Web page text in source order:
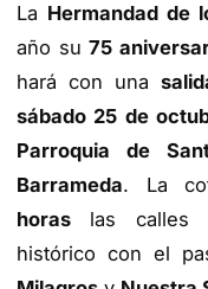
La Hermandad de
año su75
hará con una
sábado 25 de
Parroquia de
Barrameda. La
horas las calles
histórico con el